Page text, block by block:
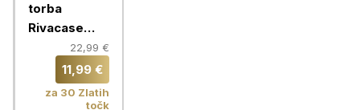
torba
Rivacase
5712, 11 l za
12 pločevink
22,99 €
11,99 €
za 30 Zlatih
točk